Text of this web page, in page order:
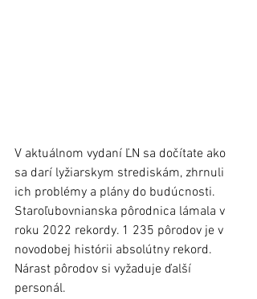
V aktuálnom vydaní ĽN sa dočítate ako
sa darí lyžiarskym strediskám, zhrnuli
ich problémy a plány do budúcnosti.
Staroľubovnianska pôrodnica lámala v
roku 2022 rekordy. 1 235 pôrodov je v
novodobej histórii absolútny rekord.
Nárast pôrodov si vyžaduje ďalší
personál.